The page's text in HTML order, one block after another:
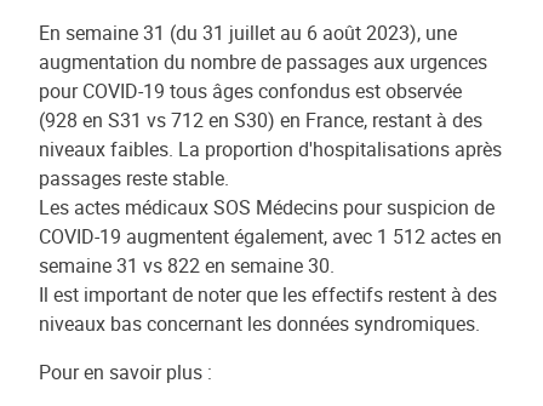
En semaine 31 (du 31 juillet au 6 août 2023), une
augmentation du nombre de passages aux urgences
pour COVID-19 tous âges confondus est observée
(928 en S31 vs 712 en S30) en France, restant à des
niveaux faibles. La proportion d'hospitalisations après
passages reste stable.
Les actes médicaux SOS Médecins pour suspicion de
COVID-19 augmentent également, avec 1 512 actes en
semaine 31 vs 822 en semaine 30.
Il est important de noter que les effectifs restent à des
niveaux bas concernant les données syndromiques.
Pour en savoir plus :